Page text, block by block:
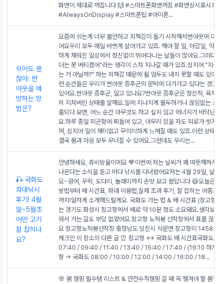
화면이 제대로 꺼집니다 🙌 #스마트폰화면꺼짐 #화면상시표시끄
#AlwaysOnDisplay #스마트폰팁 #아이폰...
쉬어도 괜
찮아: 번
아웃을 예
방하는 방
법은?
요즘에 쉬는게 너무 불안하고 죄책감이 들기 시작해서번아웃에 대
어요우리 모두 매일 바쁘게 살아가고 있죠. 해야 할 일, 마감일, 약속
하게 채워진 일상에서 정신없이 뛰어다니는 날들이 많아요.그러다
더는 못 버티겠어"라는 생각이 스쳐 지나갈 때가 있죠.심지어 "지금
는 거 아닐까?" 하는 죄책감 때문에 쉴 엄두도 내지 못할 때도 있어
런 순간들은 우리가 번아웃 증후군의 문턱에 다가가고 있다는 경고
있어요.번아웃 증후군, 알고 있나요?번아웃 증후군은 정신적, 육체
히 지쳐버린 상태를 말해요.일에 지나치게 몰두하거나 끊임없는 스
출되다 보면, 어느 순간 아무것도 하고 싶지 않고 에너지가 바닥난
요.하루 종일 피곤함에 찌들어 있고, 아무리 잠을 자도 피로가 씻겨
며, 심지어 일이 재미없고 무의미하게 느껴질 때도 있죠.이런 상태
결국 몸과 마음 모두 무너질 수 있어요.그런데도 우리는...
🎣 국화도
좌대낚시
후기! 4월
말~5월초
어떤 고기
잘 잡히나
요?
안녕하세요, 쥬비방울이에요 💙이번에 저는 날씨가 꽤 따뜻해져서
나온다는 소식을 듣고 바다 낚시를 다녀왔어요저는 4월 29일, 날
요~광어, 우럭, 도다리, 놀래미까지 손맛 보고 왔답니다 😆오늘은
방법부터 배 시간표, 좌대 이용법,실제 조과 후기, 잘 잡히는 어종과
까지!알차게 소개해드릴게요. 국화도 가는 법 & 배 시간표 (장고항
는 경기도 화성시 장고항에서 배로 약 10분 정도 소요돼요.생각보다
워서 가는 길도 부담 없었어요.장고항 노적봉 선착장에서 표를 끊고
요 장고항노적봉선착장 충청남도 당진시 석문면 장고항리 1458 이
체크인 이 장소의 다른 글 ⏰ 장고항 ↔ 국화도 배 시간표국화도 →
07:40 / 09:40 / 11:40 / 13:40 / 15:40 / 17:40 / (19:10 하계만
항 → 국화도 08:00 / 10:00 / 12:00 / 14:00 / 16:00 / 18...
🌸 봄 캠핑 필수템 리스트 & 안전수칙캠핑 갈 때 꼭 챙겨야 할 봄철